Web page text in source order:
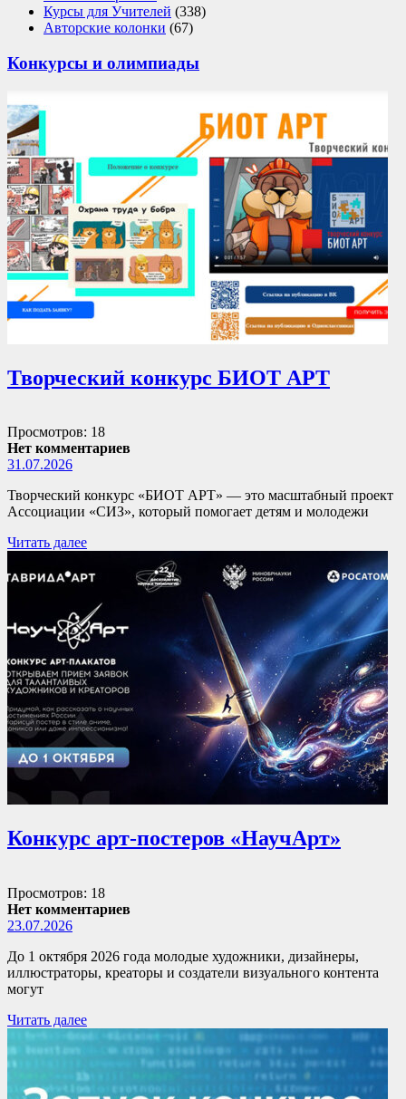
Курсы для Учителей (338)
Авторские колонки (67)
Конкурсы и олимпиады
Творческий конкурс БИОТ АРТ
Просмотров: 18
Нет комментариев
31.07.2026
Творческий конкурс «БИОТ АРТ» — это масштабный проект
Ассоциации «СИЗ», который помогает детям и молодежи
Читать далее
Конкурс арт-постеров «НаучАрт»
Просмотров: 18
Нет комментариев
23.07.2026
До 1 октября 2026 года молодые художники, дизайнеры,
иллюстраторы, креаторы и создатели визуального контента
могут
Читать далее